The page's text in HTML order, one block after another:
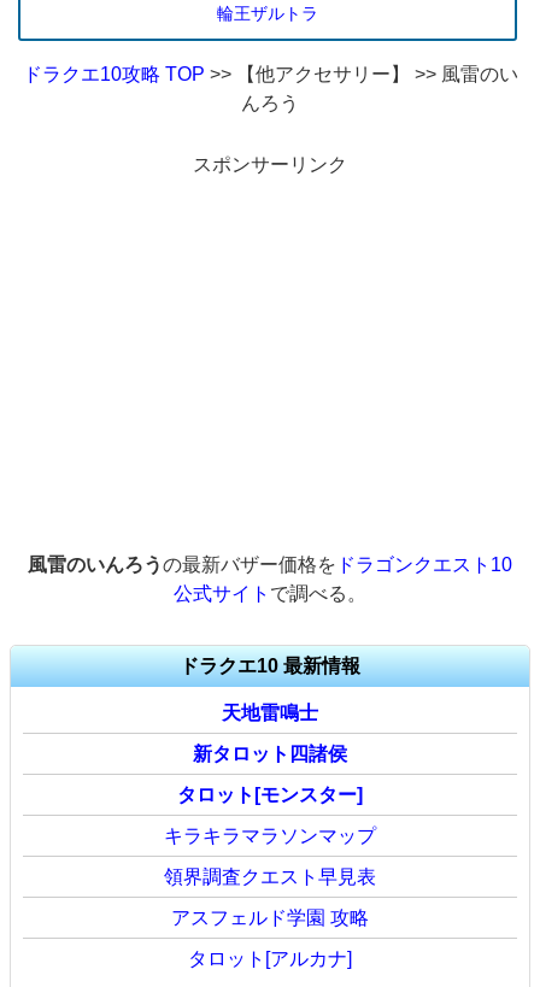
輪王ザルトラ
ドラクエ10攻略 TOP >> 【他アクセサリー】 >> 風雷のい
んろう
スポンサーリンク
風雷のいんろうの最新バザー価格を ドラゴンクエスト10
公式サイト で調べる。
ドラクエ10 最新情報
天地雷鳴士
新タロット四諸侯
タロット[モンスター]
キラキラマラソンマップ
領界調査クエスト早見表
アスフェルド学園 攻略
タロット[アルカナ]